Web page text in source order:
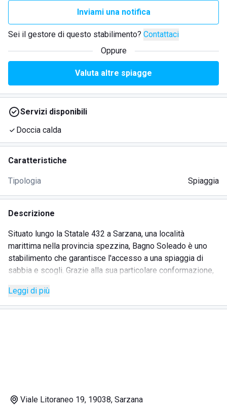
Inviami una notifica
Sei il gestore di questo stabilimento? Contattaci
Oppure
Valuta altre spiagge
Servizi disponibili
Doccia calda
Caratteristiche
Tipologia Spiaggia
Descrizione
Situato lungo la Statale 432 a Sarzana, una località
marittima nella provincia spezzina, Bagno Soleado è uno
stabilimento che garantisce l'accesso a una spiaggia di
sabbia e scogli. Grazie alla sua particolare conformazione,
Per gli ospiti che decidono di raggiungere questo
stabilimento balneare con i mezzi propri è prevista la
presente inoltre un bar, ideale per tutti coloro che
Leggi di più
Viale Litoraneo 19, 19038, Sarzana